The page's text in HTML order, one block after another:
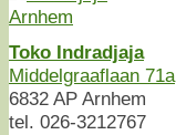
Toko Indradjaja
Middelgraaflaan 71a
6832 AP Arnhem
tel. 026-3212767